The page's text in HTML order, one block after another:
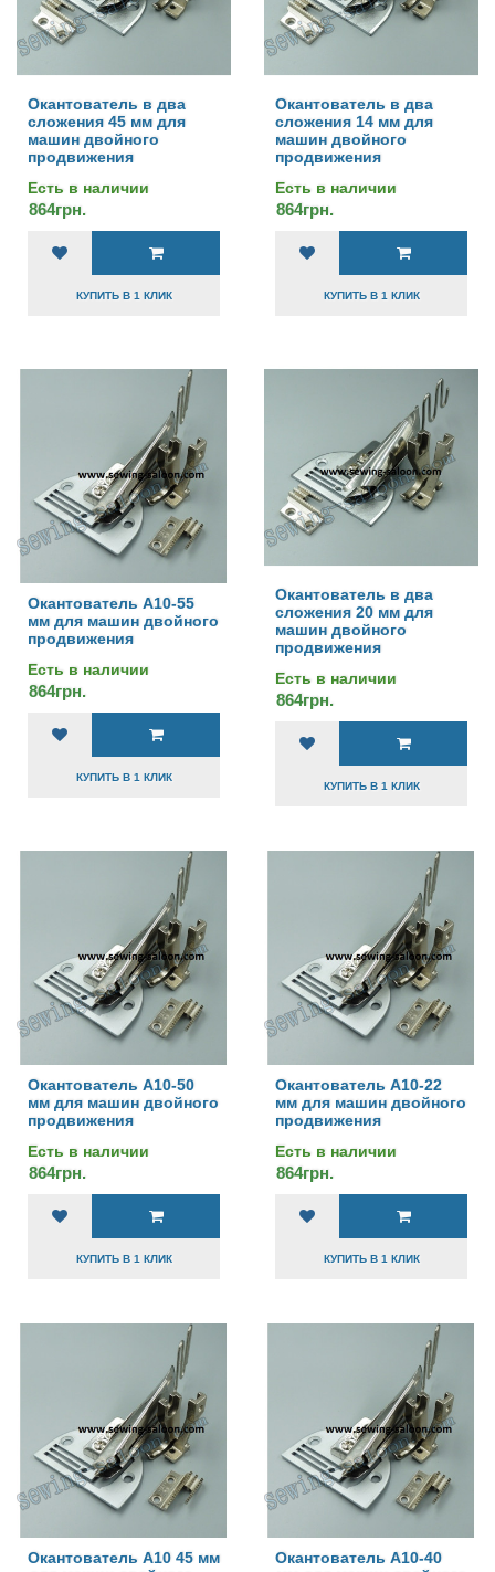
Окантователь в два
сложения 45 мм для
машин двойного
продвижения
Есть в наличии
864грн.
КУПИТЬ В 1 КЛИК
Окантователь в два
сложения 14 мм для
машин двойного
продвижения
Есть в наличии
864грн.
КУПИТЬ В 1 КЛИК
Окантователь А10-55
мм для машин двойного
продвижения
Есть в наличии
864грн.
КУПИТЬ В 1 КЛИК
Окантователь в два
сложения 20 мм для
машин двойного
продвижения
Есть в наличии
864грн.
КУПИТЬ В 1 КЛИК
Окантователь А10-50
мм для машин двойного
продвижения
Есть в наличии
864грн.
КУПИТЬ В 1 КЛИК
Окантователь А10-22
мм для машин двойного
продвижения
Есть в наличии
864грн.
КУПИТЬ В 1 КЛИК
Окантователь А10 45 мм
Окантователь А10-40